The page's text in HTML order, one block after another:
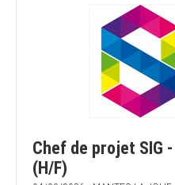
Chef de projet SIG
(H/F)